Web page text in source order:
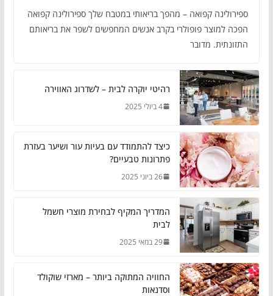
ספירולינה קפואה – מהפך בריאותי במטבח שלך ספירולינה קפואה
הפכה למוצר פופולרי בקרב אנשים המחפשים לשפר את בריאותם
התזונתית. מדובר
רהיטי יוקרה לבית – לשדרוג האווירה
4 ביולי 2025
כיצד להתמודד עם בעיות עור ושיער בעזרת
פתרונות טבעיים?
26 ביוני 2025
המדריך המקיף לבחירת מוצרי חשמל
לבית
29 במאי 2025
החוויה המתוקה ביותר – מארזי שוקולד
וסדנאות